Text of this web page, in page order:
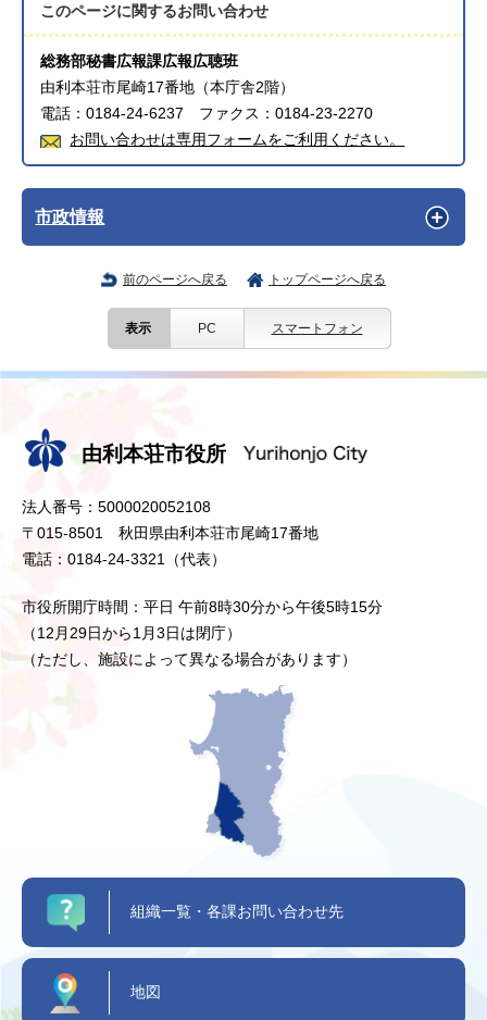
このページに関するお問い合わせ
総務部秘書広報課広報広聴班
由利本荘市尾崎17番地（本庁舎2階）
電話：0184-24-6237 ファクス：0184-23-2270
お問い合わせは専用フォームをご利用ください。
市政情報
前のページへ戻る トップページへ戻る
表示 PC スマートフォン
由利本荘市役所
法人番号：5000020052108
〒015-8501 秋田県由利本荘市尾崎17番地
電話：0184-24-3321（代表）
市役所開庁時間：平日 午前8時30分から午後5時15分
（12月29日から1月3日は閉庁）
（ただし、施設によって異なる場合があります）
組織一覧・各課お問い合わせ先
地図